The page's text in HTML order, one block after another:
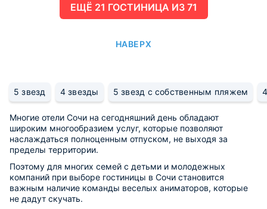
ЕЩË 21 ГОСТИНИЦА ИЗ 71
НАВЕРХ
5 звезд 4 звезды 5 звезд с собственным пляжем
Многие отели Сочи на сегодняшний день обладают
широким многообразием услуг, которые позволяют
наслаждаться полноценным отпуском, не выходя за
пределы территории.
Поэтому для многих семей с детьми и молодежных
компаний при выборе гостиницы в Сочи становится
важным наличие команды веселых аниматоров, которые
не дадут скучать.